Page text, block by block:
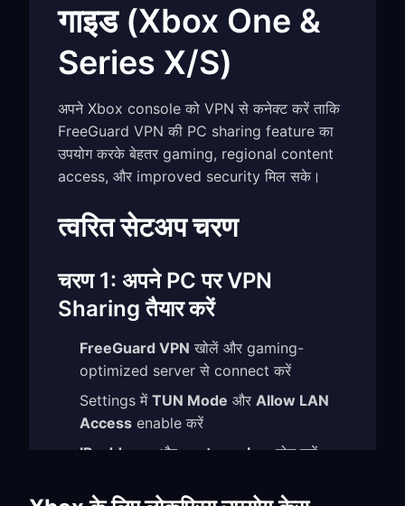
गाइड (Xbox One &
Series X/S)
अपने Xbox console को VPN से कनेक्ट करें ताकि
FreeGuard VPN की PC sharing feature का
उपयोग करके बेहतर gaming, regional content
access, और improved security मिल सके।
त्वरित सेटअप चरण
चरण 1: अपने PC पर VPN
Sharing तैयार करें
FreeGuard VPN खोलें और gaming-
optimized server से connect करें
Settings में TUN Mode और Allow LAN
Access enable करें
IP address
और port number
नोट करें